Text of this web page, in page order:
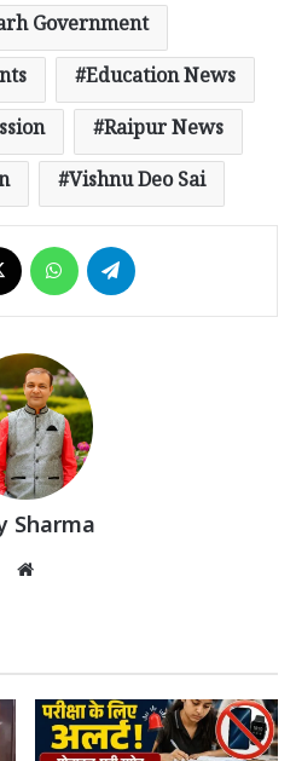
Government
Education News
Raipur News
Vishnu Deo Sai
WhatsApp
Sharma